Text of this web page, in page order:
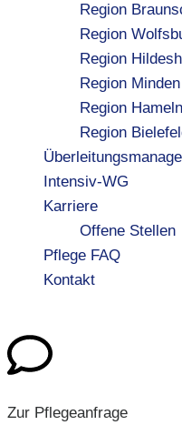
Region
Region
Region
Region Minden
Region Hameln
Region
Intensiv-WG
Karriere
Offene Stellen
Pflege FAQ
Kontakt
Zur Pflegeanfrage